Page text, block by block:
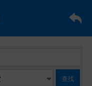
查找